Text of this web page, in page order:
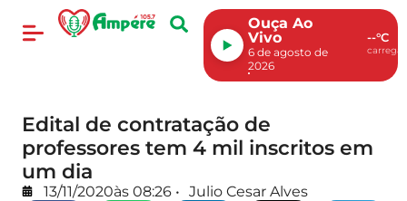
Ouça Ao
Vivo
6 de agosto de
2026
--°C
Edital de contratação de
professores tem 4 mil inscritos em
um dia
13/11/2020às 08:26 • Julio Cesar Alves